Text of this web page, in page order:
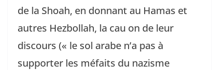
de la Shoah, en donnant au Hamas et
autres Hezbollah, la cau on de leur
discours (« le sol arabe n’a pas à
supporter les méfaits du nazisme